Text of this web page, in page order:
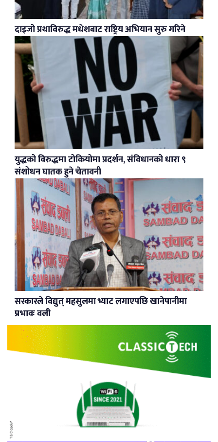
दाइजो प्रथाविरुद्ध मधेशबाट राष्ट्रिय अभियान सुरु गरिने
युद्धको विरुद्धमा टोकियोमा प्रदर्शन, संविधानको धारा ९
संशोधन घातक हुने चेतावनी
सरकारले विद्युत् महसुलमा भ्याट लगाएपछि खानेपानीमा
प्रभावः वली